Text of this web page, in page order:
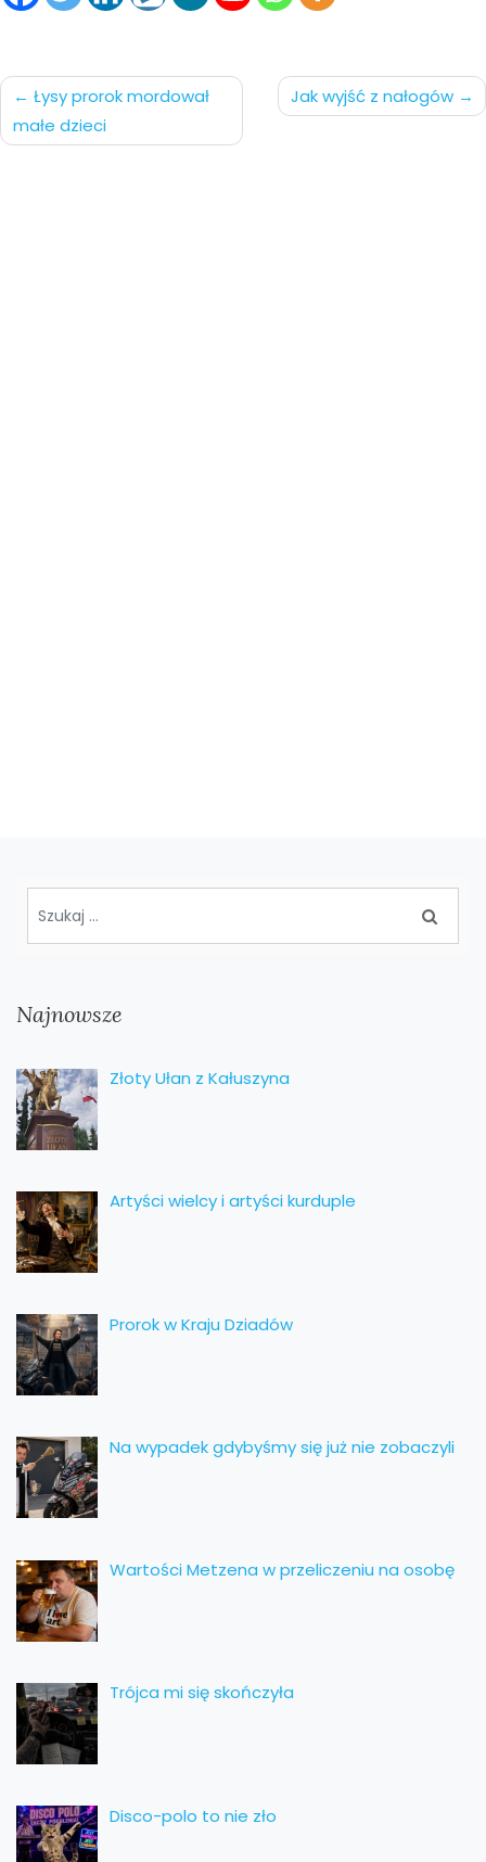
Nawigacja
po
Łysy prorok mordował
małe dzieci
Jak wyjść z nałogów
Najnowsze
Złoty Ułan z Kałuszyna
Artyści wielcy i artyści kurduple
Prorok w Kraju Dziadów
Na wypadek gdybyśmy się już nie zobaczyli
Wartości Metzena w przeliczeniu na osobę
Trójca mi się skończyła
Disco-polo to nie zło